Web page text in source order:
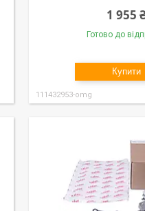
1 955
Готово до
Купити
111432953-omg